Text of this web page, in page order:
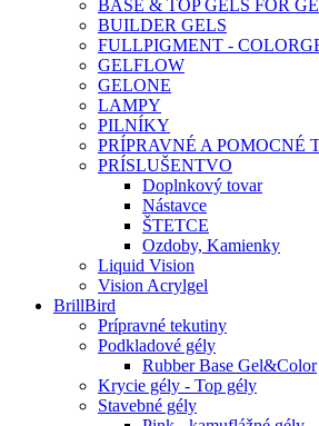
BASE & TOP GELS FOR
BUILDER GELS
FULLPIGMENT -
GELFLOW
GELONE
LAMPY
PILNÍKY
PRÍPRAVNÉ A POMOCNÉ
PRÍSLUŠENTVO
Doplnkový tovar
Nástavce
ŠTETCE
Ozdoby, Kamienky
Liquid Vision
Vision Acrylgel
BrillBird
Prípravné tekutiny
Podkladové gély
Rubber Base Gel&Color
Krycie gély - Top gély
Stavebné gély